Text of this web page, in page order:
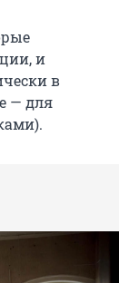
и
в
— для